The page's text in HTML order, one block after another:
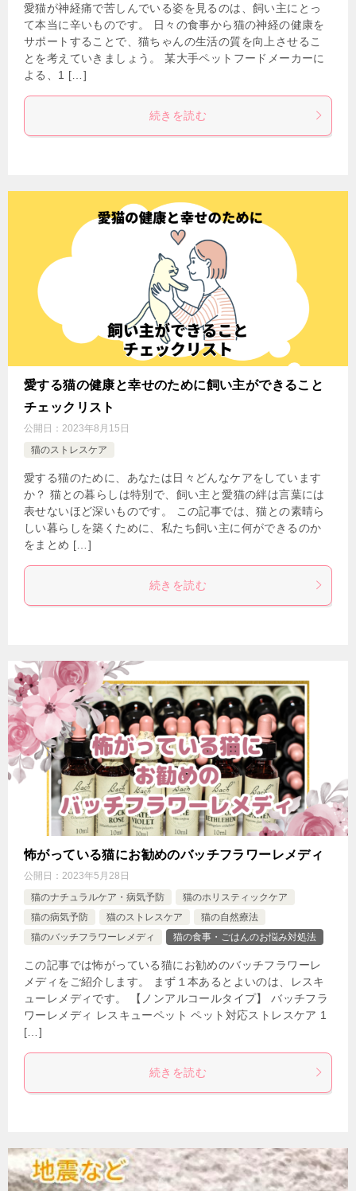
愛猫が神経痛で苦しんでいる姿を見るのは、飼い主にとっ
て本当に辛いものです。 日々の食事から猫の神経の健康を
サポートすることで、猫ちゃんの生活の質を向上させるこ
とを考えていきましょう。 某大手ペットフードメーカーに
よる、1 […]
続きを読む
愛する猫の健康と幸せのために飼い主ができること
チェックリスト
公開日： 2023年8月15日
猫のストレスケア
愛する猫のために、あなたは日々どんなケアをしています
か？ 猫との暮らしは特別で、飼い主と愛猫の絆は言葉には
表せないほど深いものです。 この記事では、猫との素晴ら
しい暮らしを築くために、私たち飼い主に何ができるのか
をまとめ […]
続きを読む
怖がっている猫にお勧めのバッチフラワーレメディ
公開日： 2023年5月28日
猫のナチュラルケア・病気予防
猫のホリスティックケア
猫の病気予防
猫のストレスケア
猫の自然療法
猫のバッチフラワーレメディ
猫の食事・ごはんのお悩み対処法
この記事では怖がっている猫にお勧めのバッチフラワーレ
メディをご紹介します。 まず１本あるとよいのは、レスキ
ューレメディです。 【ノンアルコールタイプ】 バッチフラ
ワーレメディ レスキューペット ペット対応ストレスケア 1
[…]
続きを読む